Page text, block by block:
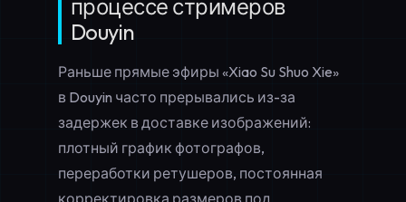
процессе стримеров
Douyin
Раньше прямые эфиры «Xiao Su Shuo Xie»
в Douyin часто прерывались из-за
задержек в доставке изображений:
плотный график фотографов,
переработки ретушеров, постоянная
корректировка размеров под